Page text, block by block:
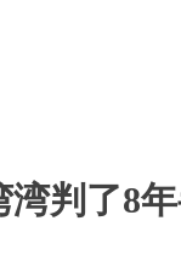
湾判了8